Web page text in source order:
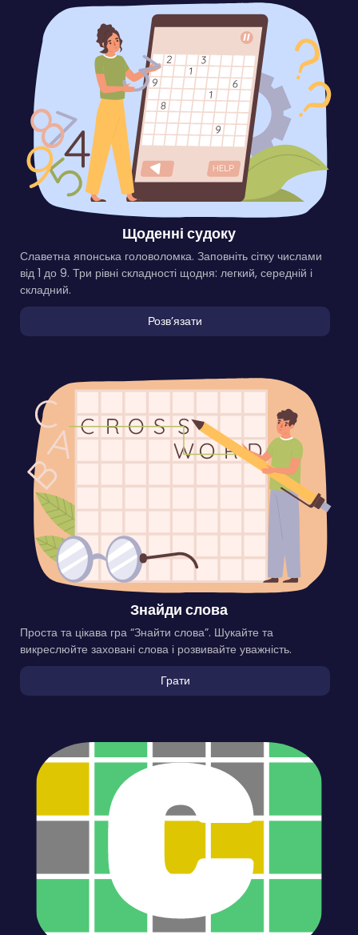
Щоденні судоку
Славетна японська головоломка. Заповніть сітку числами
від 1 до 9. Три рівні складності щодня: легкий, середній і
складний.
Розвʼязати
Знайди слова
Проста та цікава гра “Знайти слова”. Шукайте та
викреслюйте заховані слова і розвивайте уважність.
Грати